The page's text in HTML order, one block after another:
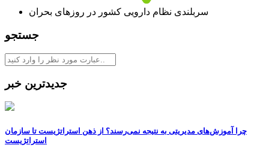
سربلندی نظام دارویی کشور در روزهای بحران
جستجو
جدیدترین خبر
چرا آموزش‌های مدیریتی به نتیجه نمی‌رسند؟ از ذهن استراتژیست تا سازمان
استراتژیست